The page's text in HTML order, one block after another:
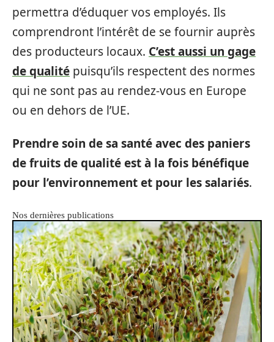
permettra d’éduquer vos employés. Ils
comprendront l’intérêt de se fournir auprès
des producteurs locaux. C’est aussi un gage
de qualité puisqu’ils respectent des normes
qui ne sont pas au rendez-vous en Europe
ou en dehors de l’UE.
Prendre soin de sa santé avec des paniers
de fruits de qualité est à la fois bénéfique
pour l’environnement et pour les salariés.
Nos dernières publications